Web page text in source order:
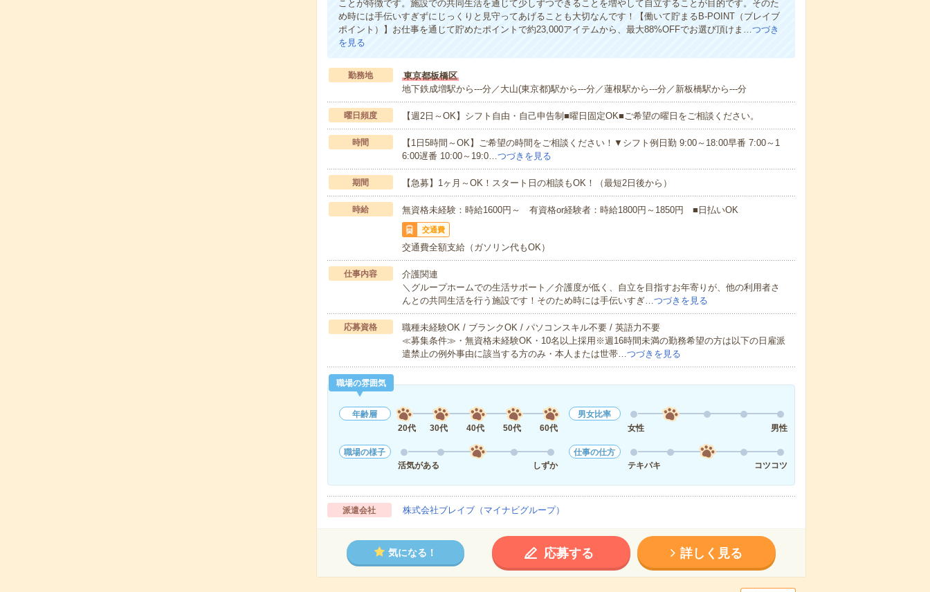
ことが特徴です。施設での共同生活を通じて少しずつできることを増やして自立することが目的です。そのた
め時には手伝いすぎずにじっくりと見守ってあげることも大切なんです！【働いて貯まるB-POINT（ブレイブ
ポイント）】お仕事を通じて貯めたポイントで約23,000アイテムから、最大88%OFFでお選び頂けま…つづき
を見る
勤務地
東京都板橋区
地下鉄成増駅から---分／大山(東京都)駅から---分／蓮根駅から---分／新板橋駅から---分
曜日頻度 【週2日～OK】シフト自由・自己申告制■曜日固定OK■ご希望の曜日をご相談ください。
時間
【1日5時間～OK】ご希望の時間をご相談ください！▼シフト例日勤 9:00～18:00早番 7:00～1
6:00遅番 10:00～19:0…つづきを見る
期間 【急募】1ヶ月～OK！スタート日の相談もOK！（最短2日後から）
時給 無資格未経験：時給1600円～ 有資格or経験者：時給1800円～1850円 ■日払いOK
交通費
交通費全額支給（ガソリン代もOK）
仕事内容
介護関連
＼グループホームでの生活サポート／介護度が低く、自立を目指すお年寄りが、他の利用者さ
んとの共同生活を行う施設です！そのため時には手伝いすぎ…つづきを見る
応募資格
職種未経験OK / ブランクOK / パソコンスキル不要 / 英語力不要
≪募集条件≫・無資格未経験OK・10名以上採用※週16時間未満の勤務希望の方は以下の日雇派
遣禁止の例外事由に該当する方のみ・本人または世帯…つづきを見る
職場の雰囲気
年齢層
20代
30代 40代 50代 60代
男女比率
女性
男性
職場の様子
活気がある
しずか
仕事の仕方
テキパキ
コツコツ
派遣会社 株式会社ブレイブ（マイナビグループ）
気になる！ 応募する 詳しく見る